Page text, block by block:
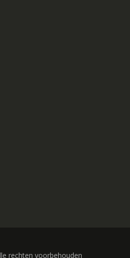
rechten voorbehouden